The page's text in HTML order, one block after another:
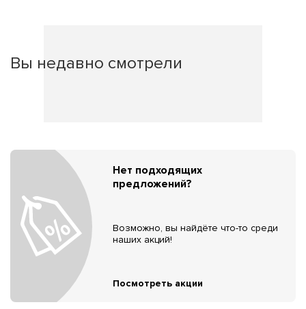
Вы недавно смотрели
Нет подходящих
предложений?
Возможно, вы найдёте что-то среди
наших акций!
Посмотреть акции